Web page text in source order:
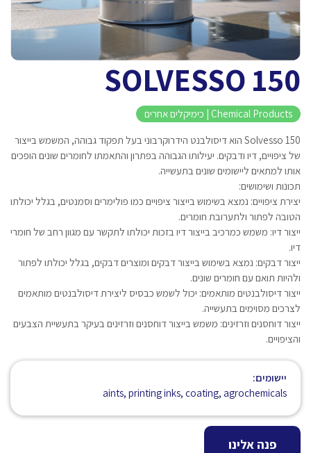
SOLVESSO 150
Chemical Products | כימיקלים אחרים
Solvesso 150 הוא דיסולבנט הידרוקרבוני בעל תפקוד גבוהה, המשמש בייצור
של ציפויים, דיו ודבקים. יעילותו הגבוהה בפתרון והתאמתו לחומרים שונים הופכים
אותו למתאים ליישומים שונים בתעשייה.
תכונות ושימושים:
יצירת ציפויים: נמצא בשימוש בייצור ציפויים כמו פולימרים וסמנטים, בגלל יכולתו
הטובה לפתור ולתערובת חומרים.
ייצור דיו: משמש כמרכיב בייצור דיו בזכות יכולתו לתקשר עם מגוון רחב של חומרי
דיו.
ייצור דבקים: נמצא בשימוש בייצור דבקים ומוצרים דבקים, בגלל יכולתו לפתור
ולהיות תואם עם חומרים שונים.
ייצור דיסולבנטים מותאמים: יכול לשמש כבסיס ליצירת דיסולבנטים מותאמים
לצרכים מסוימים בתעשייה.
ייצור דוחסנים וזרזינים: משמש בייצור דוחסנים וזרזינים בעיקר בתעשיית הצבעים
והציפויים.
יישומים:
aints, printing inks, coating, agrochemicals
פנה אלינו